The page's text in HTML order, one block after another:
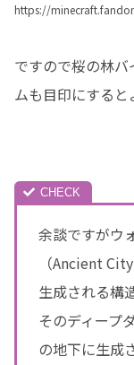
https://
ですので桜の林
ムも目印にすると
余談ですがウ
（Ancient
生成される構
そのディープ
の地下に生成